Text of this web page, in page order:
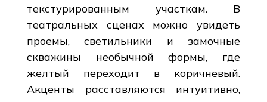
текстурированным участкам. В
театральных сценах можно увидеть
проемы, светильники и замочные
скважины необычной формы, где
желтый переходит в коричневый.
Акценты расставляются интуитивно,